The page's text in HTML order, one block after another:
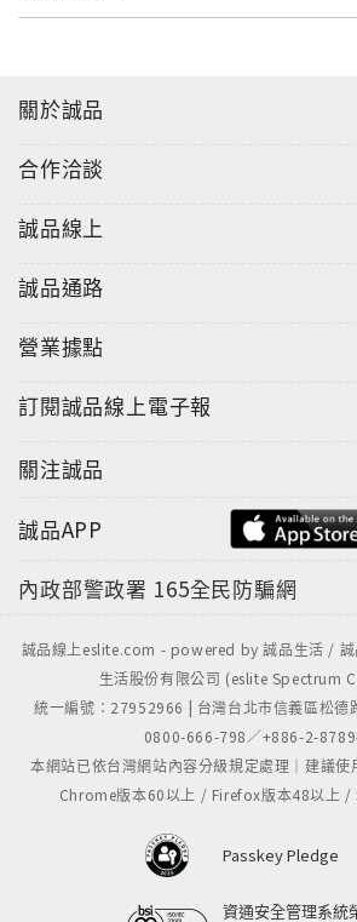
關於誠品
合作洽談
誠品線上
誠品通路
營業據點
訂閱誠品線上電子報
關注誠品
誠品APP
內政部警政署 165全民防騙網
誠品線上eslite.com - powered by 誠品生活 /
生活股份有限公司 (eslite Spectrum
統一編號：27952966 | 台灣台北市信義區松德
0800-666-798／+886-2-
本網站已依台灣網站內容分級規定處理｜建議
Chrome版本60以上 / Firefox版本48以上 /
Passkey Pledge
資通安全管理系統